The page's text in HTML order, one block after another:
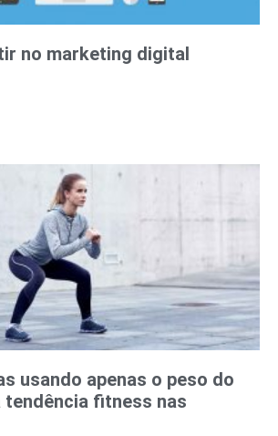
no marketing digital
usando apenas o peso do
tendência fitness nas